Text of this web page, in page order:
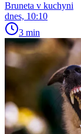
Bruneta v kuchyni
dnes, 10:10
3 min